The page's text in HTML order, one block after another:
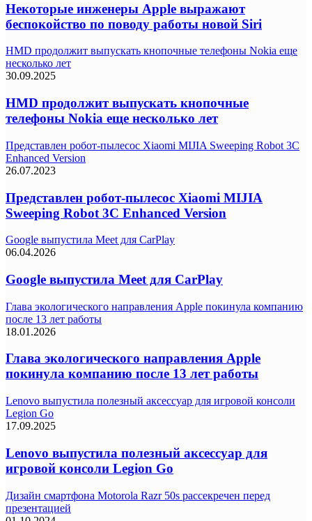
Некоторые инженеры Apple выражают
беспокойство по поводу работы новой Siri
HMD продолжит выпускать кнопочные телефоны Nokia еще
несколько лет
30.09.2025
HMD продолжит выпускать кнопочные
телефоны Nokia еще несколько лет
Представлен робот-пылесос Xiaomi MIJIA Sweeping Robot 3C
Enhanced Version
26.07.2023
Представлен робот-пылесос Xiaomi MIJIA
Sweeping Robot 3C Enhanced Version
Google выпустила Meet для CarPlay
06.04.2026
Google выпустила Meet для CarPlay
Глава экологического направления Apple покинула компанию
после 13 лет работы
18.01.2026
Глава экологического направления Apple
покинула компанию после 13 лет работы
Lenovo выпустила полезный аксессуар для игровой консоли
Legion Go
17.09.2025
Lenovo выпустила полезный аксессуар для
игровой консоли Legion Go
Дизайн смартфона Motorola Razr 50s рассекречен перед
презентацией